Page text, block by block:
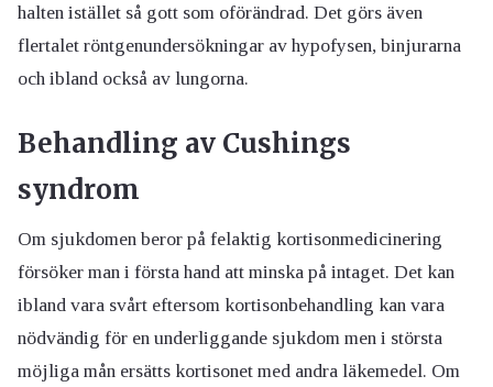
halten istället så gott som oförändrad. Det görs även
flertalet röntgenundersökningar av hypofysen, binjurarna
och ibland också av lungorna.
Behandling av Cushings
syndrom
Om sjukdomen beror på felaktig kortisonmedicinering
försöker man i första hand att minska på intaget. Det kan
ibland vara svårt eftersom kortisonbehandling kan vara
nödvändig för en underliggande sjukdom men i största
möjliga mån ersätts kortisonet med andra läkemedel. Om